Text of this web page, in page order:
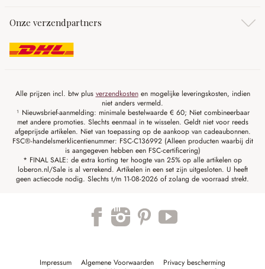
Onze verzendpartners
Alle prijzen incl. btw plus verzendkostenen mogelijke leveringskosten, indien
niet anders vermeld.
¹ Nieuwsbrief-aanmelding: minimale bestelwaarde € 60; Niet combineerbaar
met andere promoties. Slechts eenmaal in te wisselen. Geldt niet voor reeds
afgeprijsde artikelen. Niet van toepassing op de aankoop van cadeaubonnen.
FSC®-handelsmerklicentienummer: FSC-C136992 (Alleen producten waarbij dit
is aangegeven hebben een FSC-certificering)
* FINAL SALE: de extra korting ter hoogte van 25% op alle artikelen op
loberon.nl/Sale is al verrekend. Artikelen in een set zijn uitgesloten. U heeft
geen actiecode nodig. Slechts t/m 11-08-2026 of zolang de voorraad strekt.
Impressum Algemene Voorwaarden
Privacy bescherming